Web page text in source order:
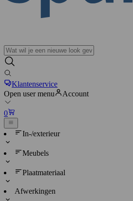
Klantenservice
Open user menu
Account
0
In-/exterieur
Meubels
Plaatmateriaal
Afwerkingen